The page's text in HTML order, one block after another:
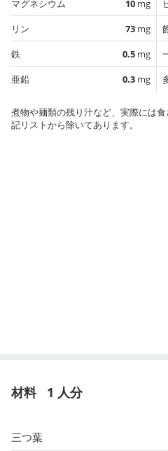
マグネシウム
10 mg
リン
73 mg
鉄
0.5 mg
亜鉛
0.3 mg
煮物や麺類の残り汁など、実際には
記リストから除いてあります。
材料 1 人分
三つ葉